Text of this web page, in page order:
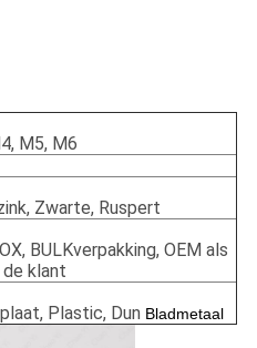
M5, M6
Zwarte, Ruspert
BULKverpakking, OEM als
klant
Plastic, Dun Bladmetaal